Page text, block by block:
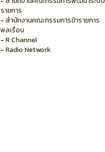
ราชการ
- สำนักงานคณะกรรมการข้าราชการ
พลเรือน
- R Channel
- Radio Network